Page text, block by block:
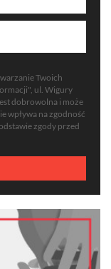
Twoich
ul. Wigury
dobrowolna i może
wpływa na zgodność
zgody przed